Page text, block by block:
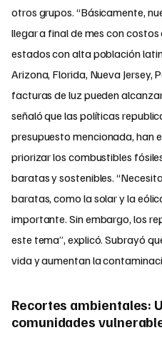
otros grupos. “Básicamente,
llegar a final de mes con
estados con alta población
Arizona, Florida, Nueva Jersey,
facturas de luz pueden
señaló que las políticas
presupuesto mencionada, han
priorizar los combustibles
baratas y sostenibles.
baratas, como la solar y la
importante. Sin embargo, los
este tema”, explicó. Subrayó
vida y aumentan la
Recortes ambientales:
comunidades